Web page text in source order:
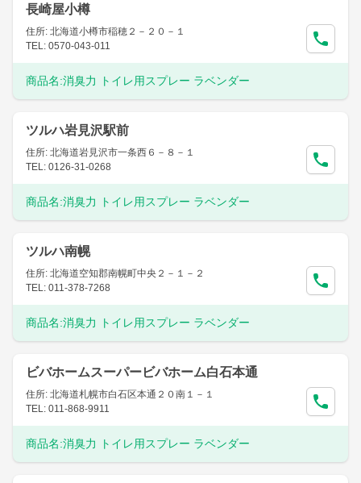
長崎屋小樽
住所: 北海道小樽市稲穂２－２０－１
TEL: 0570-043-011
商品名:消臭力 トイレ用スプレー ラベンダー
ツルハ岩見沢駅前
住所: 北海道岩見沢市一条西６－８－１
TEL: 0126-31-0268
商品名:消臭力 トイレ用スプレー ラベンダー
ツルハ南幌
住所: 北海道空知郡南幌町中央２－１－２
TEL: 011-378-7268
商品名:消臭力 トイレ用スプレー ラベンダー
ビバホームスーパービバホーム白石本通
住所: 北海道札幌市白石区本通２０南１－１
TEL: 011-868-9911
商品名:消臭力 トイレ用スプレー ラベンダー